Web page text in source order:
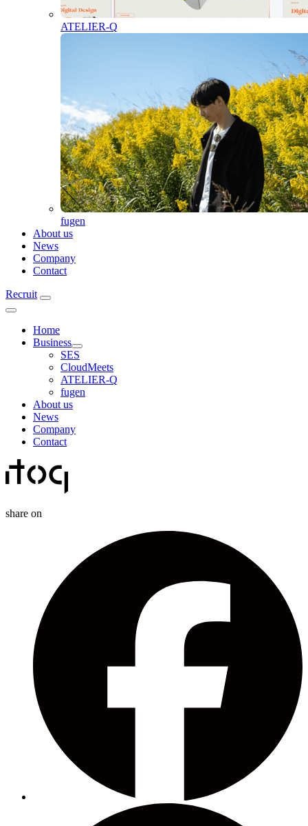
ATELIER-Q
fugen
About us
News
Company
Contact
Recruit
Home
Business
SES
CloudMeets
ATELIER-Q
fugen
About us
News
Company
Contact
share on